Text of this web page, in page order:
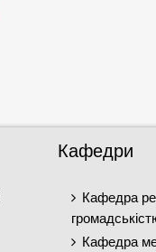
Кафедри
Кафедра
Кафедра